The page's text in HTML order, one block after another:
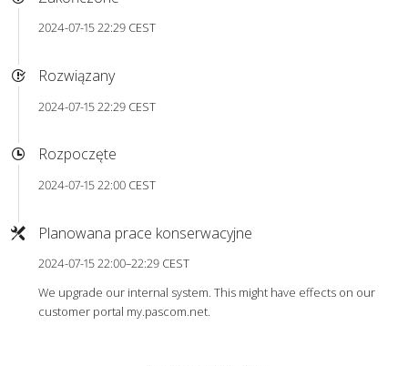
2024-07-15 22:29 CEST
Rozwiązany
2024-07-15 22:29 CEST
Rozpoczęte
2024-07-15 22:00 CEST
Planowana prace konserwacyjne
2024-07-15 22:00–22:29 CEST
We upgrade our internal system. This might have effects on our
customer portal my.pascom.net.